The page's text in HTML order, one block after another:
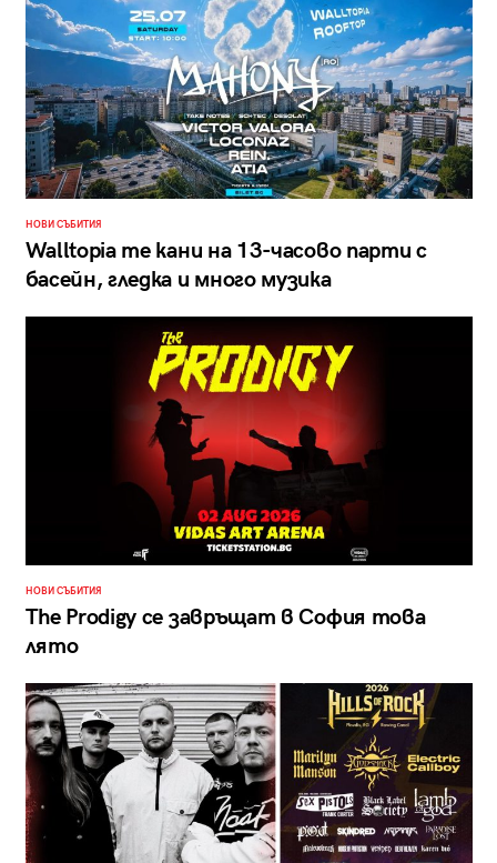
НОВИ СЪБИТИЯ
Walltopia те кани на 13-часово парти с
басейн, гледка и много музика
НОВИ СЪБИТИЯ
The Prodigy се завръщат в София това
лято